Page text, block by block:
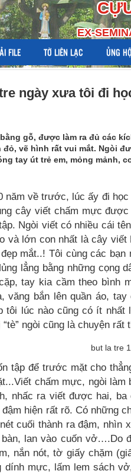
EX-
FILE TỜ LIÊN LẠC ỦNG HỘ
ngày xưa tôi đi
gỗ, được làm ra đủ các
đỏ, vẽ hình rất vui mắt. Ngòi
tay út trẻ em, mỏng mảnh,
năm về trước, lúc ấy đi
cây viết chấm mực
Ngòi viết có nhiều cái
lớn con nhất là cây viết
mắt..! Tôi cùng các
lẳng bằng những cọng
tay kia cầm theo bình
văng bắn lên quần áo,
tôi lúc nào cũng có ít
ngòi cũng là chuyện rất
tập để trước mặt cho
chấm mực, ngòi
nhấc ra viết được hai,
hiện rất rõ. Có những
cuối thành ra đậm,
lan vào cuốn vở….Do
nắn nót, tờ giấy chặm
dính mực, lấm lem sách